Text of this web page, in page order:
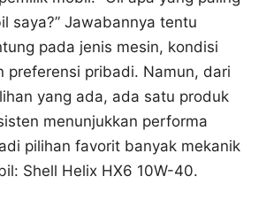
saya?” Jawabannya tentu
pada jenis mesin, kondisi
preferensi pribadi. Namun, dari
yang ada, ada satu produk
menunjukkan performa
pilihan favorit banyak mekanik
Shell Helix HX6 10W-40.